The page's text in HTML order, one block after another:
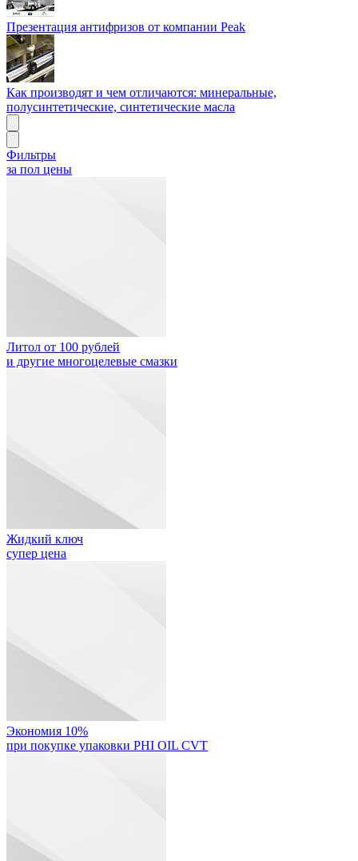
Презентация антифризов от компании Peak
Как производят и чем отличаются: минеральные,
полусинтетические, синтетические масла
Фильтры
за пол цены
Литол от 100 рублей
и другие многоцелевые смазки
Жидкий ключ
супер цена
Экономия 10%
при покупке упаковки PHI OIL CVT